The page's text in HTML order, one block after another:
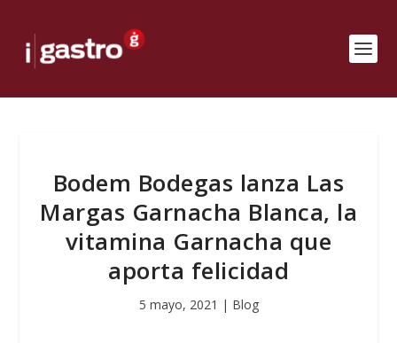
Bodem Bodegas lanza Las
Margas Garnacha Blanca, la
vitamina Garnacha que
aporta felicidad
5 mayo, 2021 | Blog